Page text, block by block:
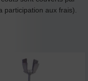
participation aux frais).